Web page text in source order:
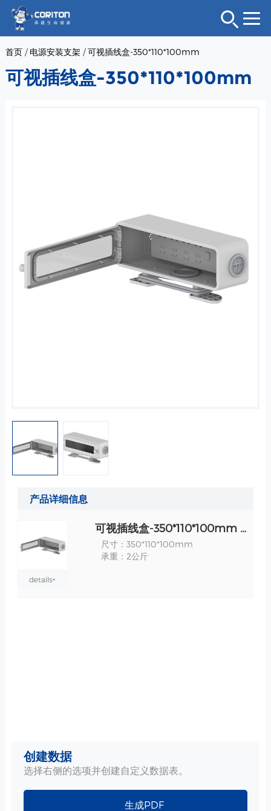
首页/ 电源安装支架 /可视插线盒-350*110*100mm
可视插线盒-350*110*100mm
产品详细信息
details+
可视插线盒-350*110*100mm 规格
尺寸：350*110*100mm
承重：2公斤
创建数据
选择右侧的选项并创建自定义数据表。
生成PDF